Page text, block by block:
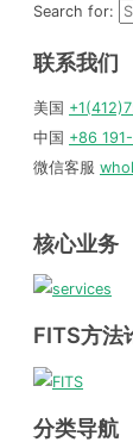
Search for:
联系我们
美国
中国 +86
微信客服
核心业务
FITS方法
分类导航